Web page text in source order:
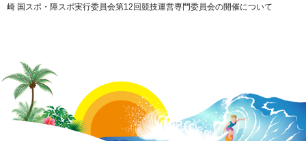
崎 国スポ・障スポ実行委員会第12回競技運営専門委員会の開催について